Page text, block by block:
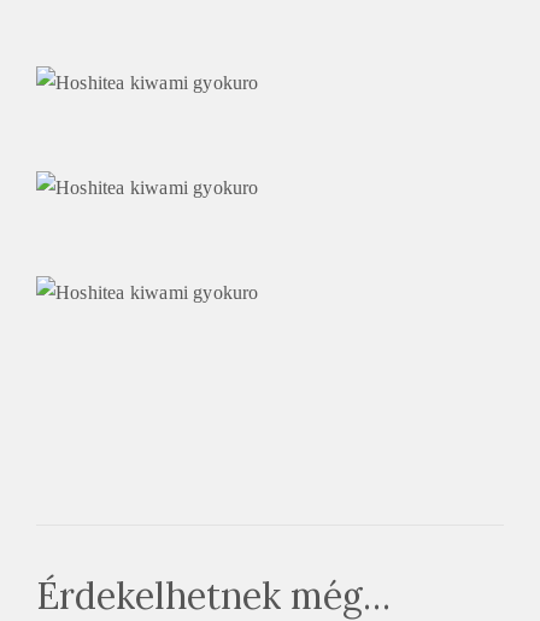
Érdekelhetnek még…